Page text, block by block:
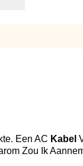
Een AC Kabel
Zou Ik